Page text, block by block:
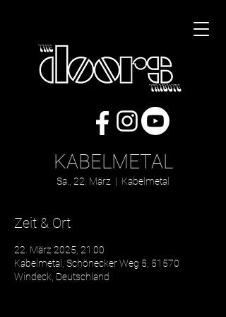
KABELMETAL
Sa., 22. März
  |
Kabelmetal
Zeit & Ort
22. März 2025, 21:00
Kabelmetal, Schönecker Weg 5, 51570
Windeck, Deutschland